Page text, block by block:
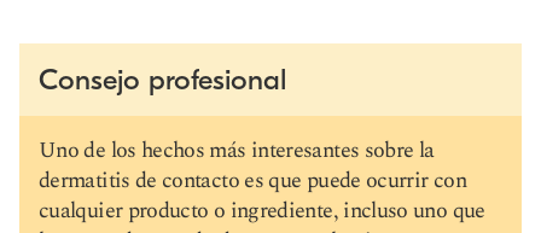
Consejo profesional
Uno de los hechos más interesantes sobre la
dermatitis de contacto es que puede ocurrir con
cualquier producto o ingrediente, incluso uno que